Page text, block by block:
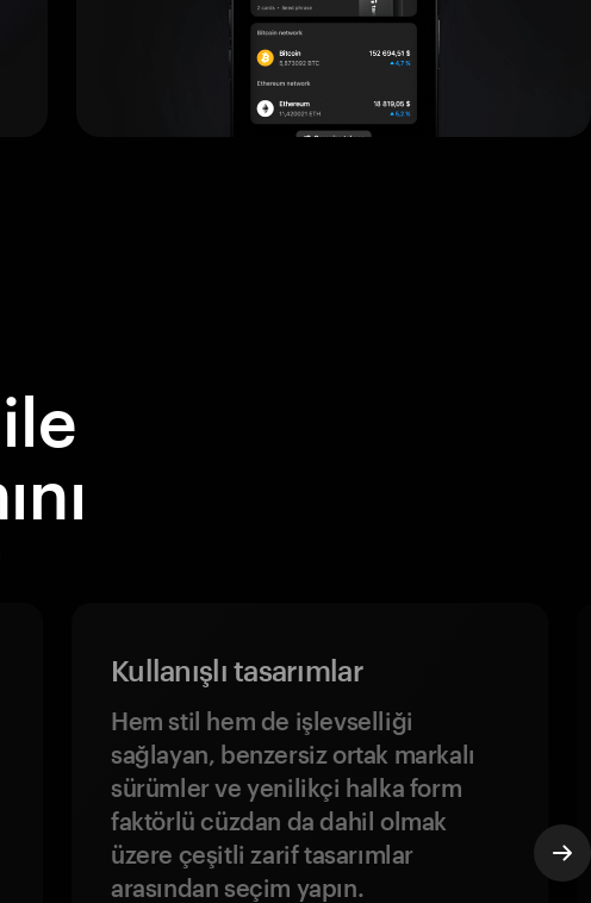
Kullanışlı tasarımlar
Hem stil hem de işlevselliği
sağlayan, benzersiz ortak markalı
sürümler ve yenilikçi halka form
faktörlü cüzdan da dahil olmak
üzere çeşitli zarif tasarımlar
arasından seçim yapın.